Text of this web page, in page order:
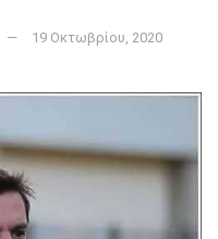
19 Οκτωβρίου, 2020